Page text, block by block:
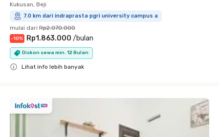
Kukusan, Beji
7.0 km dari indraprasta pgri university campus a
mulai dari Rp2.070.000
-10% Rp1.863.000 /bulan
Diskon sewa min. 12 Bulan
Lihat info lebih banyak